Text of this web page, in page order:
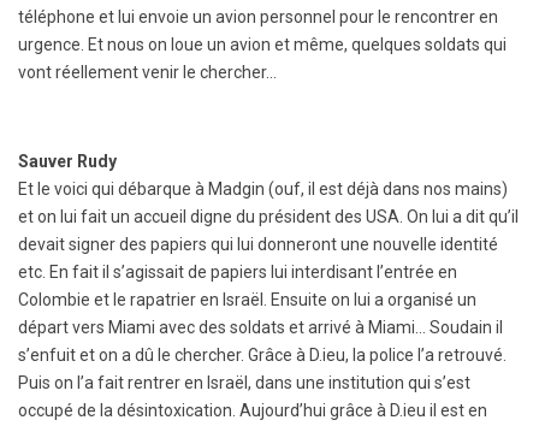
téléphone et lui envoie un avion personnel pour le rencontrer en
urgence. Et nous on loue un avion et même, quelques soldats qui
vont réellement venir le chercher…
Sauver Rudy
Et le voici qui débarque à Madgin (ouf, il est déjà dans nos mains)
et on lui fait un accueil digne du président des USA. On lui a dit qu’il
devait signer des papiers qui lui donneront une nouvelle identité
etc. En fait il s’agissait de papiers lui interdisant l’entrée en
Colombie et le rapatrier en Israël. Ensuite on lui a organisé un
départ vers Miami avec des soldats et arrivé à Miami… Soudain il
s’enfuit et on a dû le chercher. Grâce à D.ieu, la police l’a retrouvé.
Puis on l’a fait rentrer en Israël, dans une institution qui s’est
occupé de la désintoxication. Aujourd’hui grâce à D.ieu il est en